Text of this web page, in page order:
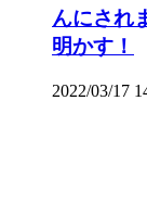
んにされ
明かす！
2022/03/17